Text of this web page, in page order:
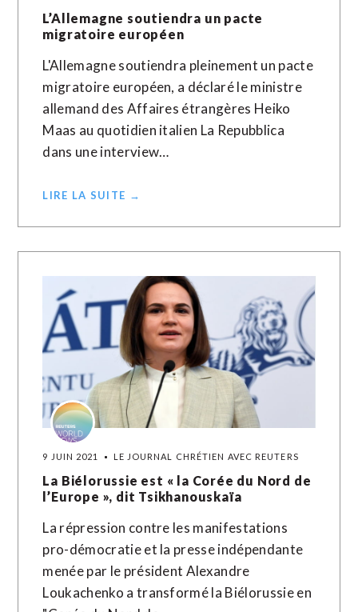
L’Allemagne soutiendra un pacte
migratoire européen
L'Allemagne soutiendra pleinement un pacte
migratoire européen, a déclaré le ministre
allemand des Affaires étrangères Heiko
Maas au quotidien italien La Repubblica
dans une interview…
LIRE LA SUITE →
9 JUIN 2021 LE JOURNAL CHRÉTIEN AVEC REUTERS
La Biélorussie est « la Corée du Nord de
l’Europe », dit Tsikhanouskaïa
La répression contre les manifestations
pro-démocratie et la presse indépendante
menée par le président Alexandre
Loukachenko a transformé la Biélorussie en